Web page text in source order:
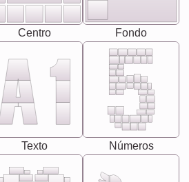
Centro Fondo
Texto Números